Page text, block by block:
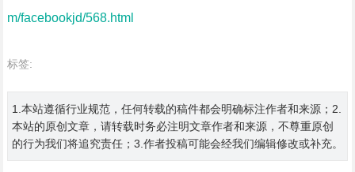
m/facebookjd/568.html
标签:
1.本站遵循行业规范，任何转载的稿件都会明确标注作者和来源；2.
本站的原创文章，请转载时务必注明文章作者和来源，不尊重原创
的行为我们将追究责任；3.作者投稿可能会经我们编辑修改或补充。